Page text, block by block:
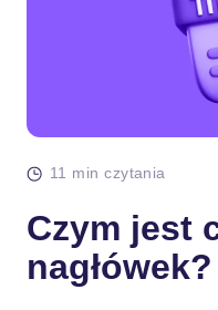
11 min czytania
Czym jest
nagłówek?